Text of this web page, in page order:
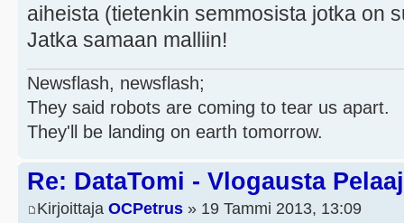
aiheista (tietenkin semmosista jotka on
Jatka samaan malliin!
Newsflash, newsflash;
They said robots are coming to tear us apart.
They'll be landing on earth tomorrow.
Re: DataTomi - Vlogausta
Kirjoittaja OCPetrus » 19 Tammi 2013, 13:09